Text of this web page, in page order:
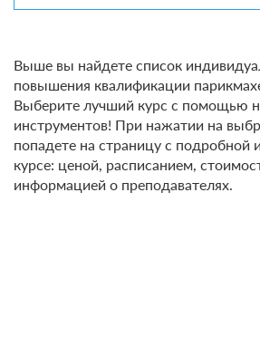
Выше вы найдете список
повышения квалификации
Выберите лучший курс с помощью
инструментов! При нажатии на
попадете на страницу с подробной
курсе: ценой, расписанием,
информацией о преподавателях.